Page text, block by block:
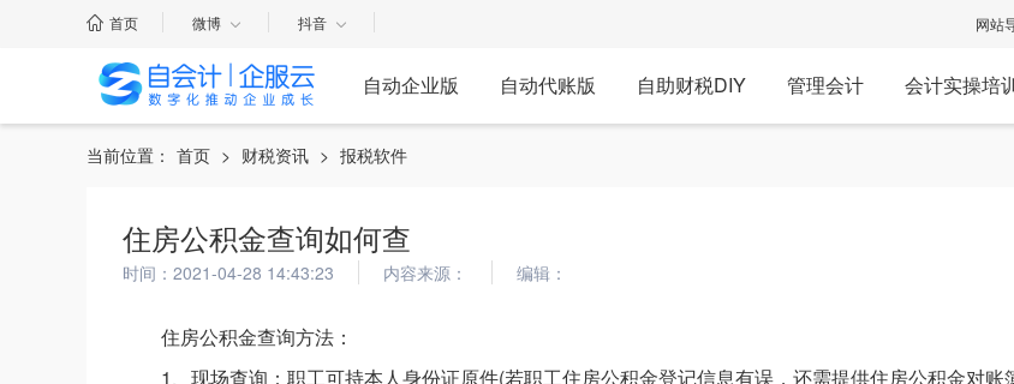
首页 微博 抖音 网站
自动企业版 自动代账版 自助财税DIY 管理会计 会计实操培
当前位置： 首页 > 财税资讯 > 报税软件
住房公积金查询如何查
时间：2021-04-28 14:43:23 内容来源： 编辑：
住房公积金查询方法：
1、现场查询：职工可持本人身份证原件(若职工住房公积金登记信息有误，还需提供住房公积金对账